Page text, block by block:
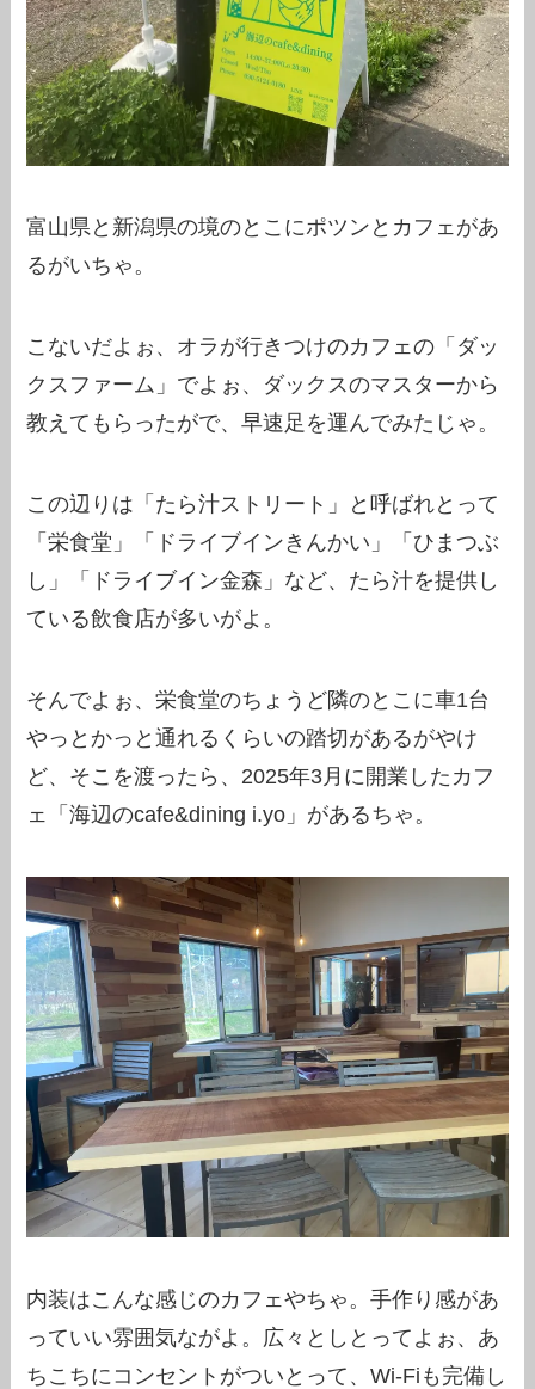
富山県と新潟県の境のとこにポツンとカフェがあ
るがいちゃ。
こないだよぉ、オラが行きつけのカフェの「ダッ
クスファーム」でよぉ、ダックスのマスターから
教えてもらったがで、早速足を運んでみたじゃ。
この辺りは「たら汁ストリート」と呼ばれとって
「栄食堂」「ドライブインきんかい」「ひまつぶ
し」「ドライブイン金森」など、たら汁を提供し
ている飲食店が多いがよ。
そんでよぉ、栄食堂のちょうど隣のとこに車1台
やっとかっと通れるくらいの踏切があるがやけ
ど、そこを渡ったら、2025年3月に開業したカフ
ェ「海辺のcafe&dining i.yo」があるちゃ。
内装はこんな感じのカフェやちゃ。手作り感があ
っていい雰囲気ながよ。広々としとってよぉ、あ
ちこちにコンセントがついとって、Wi-Fiも完備し